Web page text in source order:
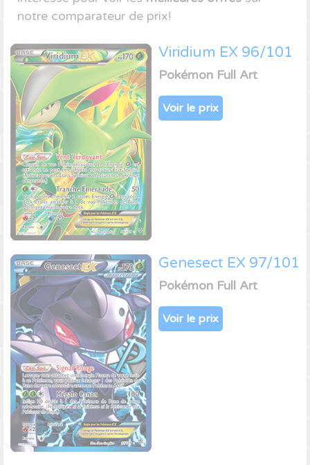
notre comparateur de prix!
Viridium EX 96/101
Pokémon Full Art
Voir le prix
Genesect EX 97/101
Pokémon Full Art
Voir le prix